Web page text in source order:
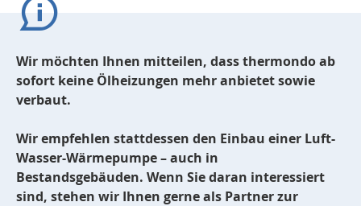
Wir möchten Ihnen mitteilen, dass thermondo ab
sofort keine Ölheizungen mehr anbietet sowie
verbaut.
Wir empfehlen stattdessen den Einbau einer Luft-
Wasser-Wärmepumpe – auch in
Bestandsgebäuden. Wenn Sie daran interessiert
sind, stehen wir Ihnen gerne als Partner zur